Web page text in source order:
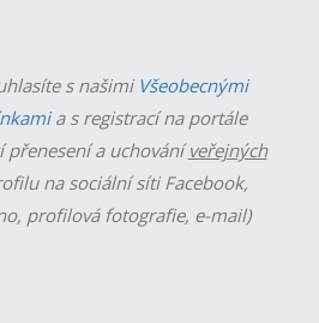
s našimi Všeobecnými
a s registrací na portále
a uchováníveřejných
na sociální síti Facebook,
profilová fotografie, e-mail)